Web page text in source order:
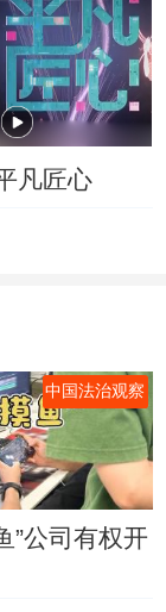
凡匠心
中国法治观察
”公司有权开